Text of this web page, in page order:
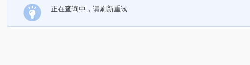
正在查询中，请刷新重试